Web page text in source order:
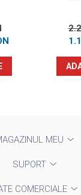
MEU
SUPORT
COMERCIALE